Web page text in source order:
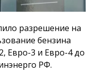
разрешение на
бензина
Евро-3 и Евро-4 до
РФ.